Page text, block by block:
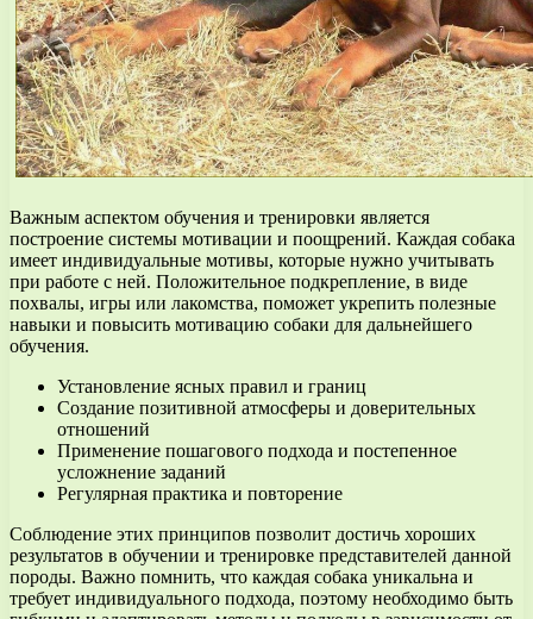
Важным аспектом обучения и тренировки является
построение системы мотивации и поощрений. Каждая собака
имеет индивидуальные мотивы, которые нужно учитывать
при работе с ней. Положительное подкрепление, в виде
похвалы, игры или лакомства, поможет укрепить полезные
навыки и повысить мотивацию собаки для дальнейшего
обучения.
Установление ясных правил и границ
Создание позитивной атмосферы и доверительных
отношений
Применение пошагового подхода и постепенное
усложнение заданий
Регулярная практика и повторение
Соблюдение этих принципов позволит достичь хороших
результатов в обучении и тренировке представителей данной
породы. Важно помнить, что каждая собака уникальна и
требует индивидуального подхода, поэтому необходимо быть